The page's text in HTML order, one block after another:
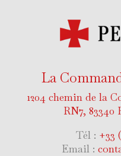
La
1204 chemin de la
RN7, 83340
Tél : +33
Email :